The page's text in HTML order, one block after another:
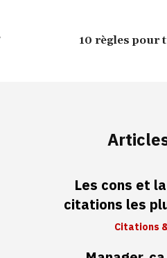
10 règles pour
Les cons et
citations les
Citations